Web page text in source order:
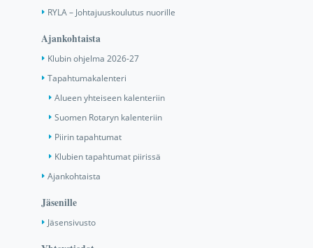
RYLA – Johtajuuskoulutus nuorille
Ajankohtaista
Klubin ohjelma 2026-27
Tapahtumakalenteri
Alueen yhteiseen kalenteriin
Suomen Rotaryn kalenteriin
Piirin tapahtumat
Klubien tapahtumat piirissä
Ajankohtaista
Jäsenille
Jäsensivusto